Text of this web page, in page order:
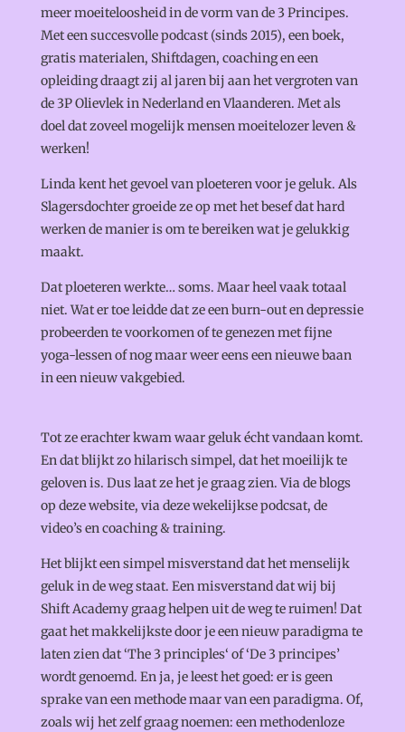
meer moeiteloosheid in de vorm van de 3 Principes.
Met een succesvolle podcast (sinds 2015), een boek,
gratis materialen, Shiftdagen, coaching en een
opleiding draagt zij al jaren bij aan het vergroten van
de 3P Olievlek in Nederland en Vlaanderen. Met als
doel dat zoveel mogelijk mensen moeitelozer leven &
werken!
Linda kent het gevoel van ploeteren voor je geluk. Als
Slagersdochter groeide ze op met het besef dat hard
werken de manier is om te bereiken wat je gelukkig
maakt.
Dat ploeteren werkte… soms. Maar heel vaak totaal
niet. Wat er toe leidde dat ze een burn-out en depressie
probeerden te voorkomen of te genezen met fijne
yoga-lessen of nog maar weer eens een nieuwe baan
in een nieuw vakgebied.
Tot ze erachter kwam waar geluk écht vandaan komt.
En dat blijkt zo hilarisch simpel, dat het moeilijk te
geloven is. Dus laat ze het je graag zien. Via de blogs
op deze website, via deze wekelijkse podcsat, de
video’s en coaching & training.
Het blijkt een simpel misverstand dat het menselijk
geluk in de weg staat. Een misverstand dat wij bij
Shift Academy graag helpen uit de weg te ruimen! Dat
gaat het makkelijkste door je een nieuw paradigma te
laten zien dat ‘The 3 principles‘ of ‘De 3 principes’
wordt genoemd. En ja, je leest het goed: er is geen
sprake van een methode maar van een paradigma. Of,
zoals wij het zelf graag noemen: een methodenloze